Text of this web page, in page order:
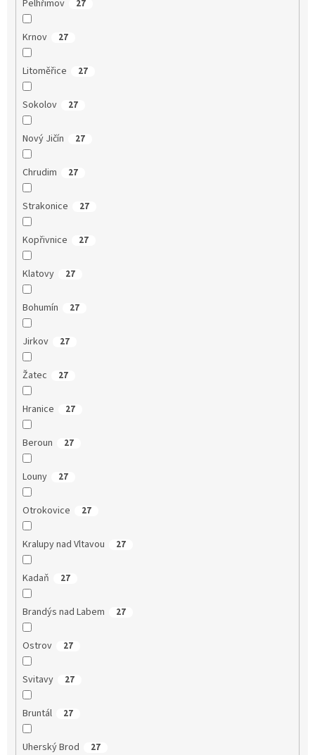
Pelhřimov 27
Krnov 27
Litoměřice 27
Sokolov 27
Nový Jičín 27
Chrudim 27
Strakonice 27
Kopřivnice 27
Klatovy 27
Bohumín 27
Jirkov 27
Žatec 27
Hranice 27
Beroun 27
Louny 27
Otrokovice 27
Kralupy nad Vltavou 27
Kadaň 27
Brandýs nad Labem 27
Ostrov 27
Svitavy 27
Bruntál 27
Uherský Brod 27